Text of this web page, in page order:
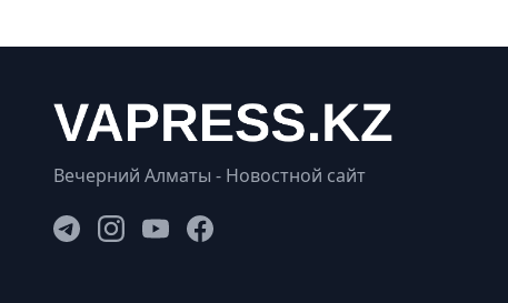
Вечерний Алматы - Новостной сайт